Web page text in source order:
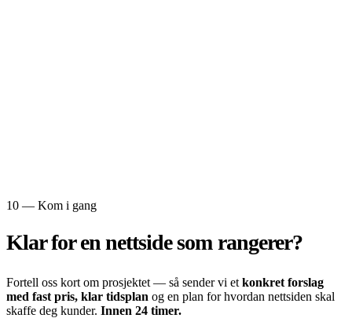
10 — Kom i gang
Klar for ennettside som rangerer?
Fortell oss kort om prosjektet — så sender vi et konkret forslag
med fast pris, klar tidsplan og en plan for hvordan nettsiden skal
skaffe deg kunder. Innen 24 timer.